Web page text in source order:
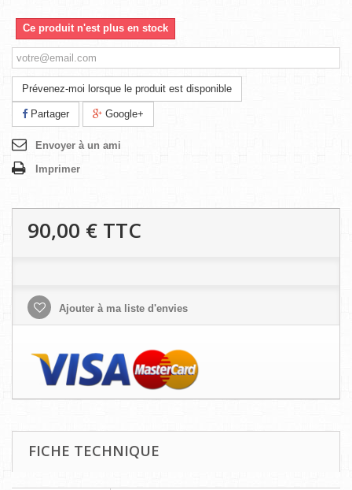
Ce produit n'est plus en stock
Prévenez-moi lorsque le produit est disponible
Partager Google+
Envoyer à un ami
Imprimer
90,00 € TTC
Ajouter à ma liste d'envies
FICHE TECHNIQUE